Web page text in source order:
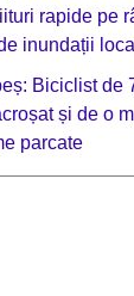
rapide pe
inundații
Biciclist de
și de o
parcate